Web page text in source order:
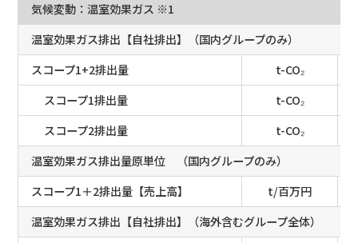
気候変動：温室効果ガス ※1
温室効果ガス排出【自社排出】（国内グループのみ）
スコープ1+2排出量
t-CO₂
スコープ1排出量
t-CO₂
スコープ2排出量
t-CO₂
温室効果ガス排出量原単位 （国内グループのみ）
スコープ1＋2排出量【売上高】
t/百万円
温室効果ガス排出【自社排出】（海外含むグループ全体）